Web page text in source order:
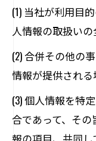
(1) 当社が利用目
人情報の取扱い
(2) 合併その他の
情報が提供され
(3) 個人情報を特
合であって、そ